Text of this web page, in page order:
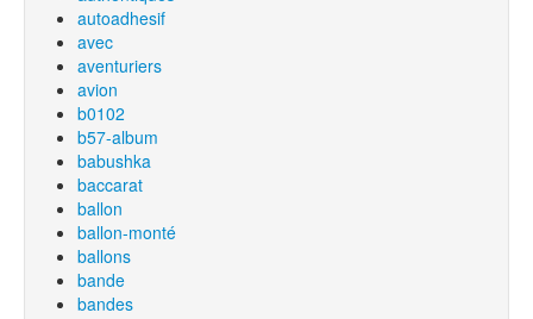
autoadhesif
avec
aventuriers
avion
b0102
b57-album
babushka
baccarat
ballon
ballon-monté
ballons
bande
bandes